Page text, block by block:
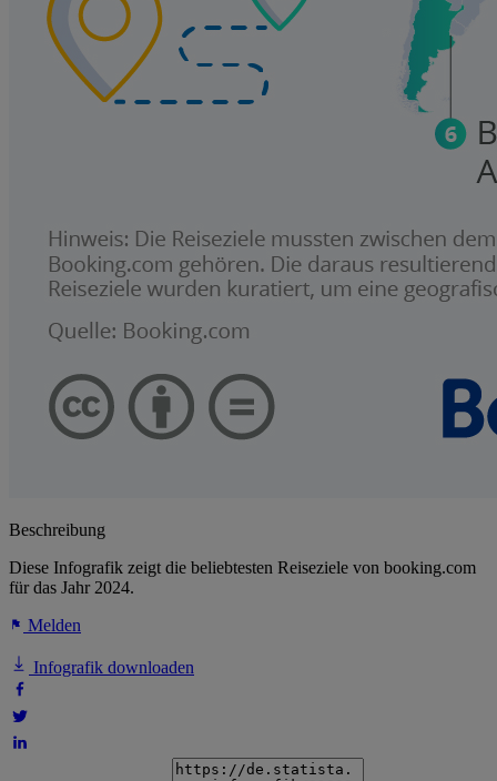
Beschreibung
Diese Infografik zeigt die beliebtesten Reiseziele von booking.com
für das Jahr 2024.
Melden
Infografik downloaden